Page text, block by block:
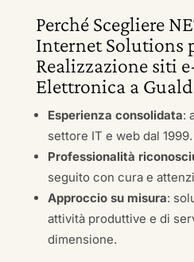
Perché Scegliere
Internet Solutions
Realizzazione siti
Elettronica a
Esperienza consolidata:
settore IT e web dal 1999.
Professionalità
seguito con cura e
Approccio su misura:
attività produttive e di
dimensione.